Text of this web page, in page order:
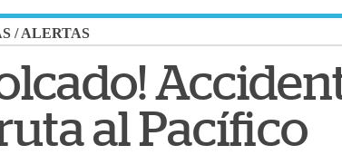
/ALERTAS
al Pacífico